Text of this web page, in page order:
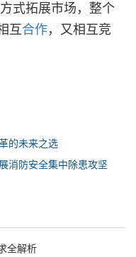
式拓展市场，整个
互合作，又相互竞
的未来之选
消防安全集中除患攻坚
全解析